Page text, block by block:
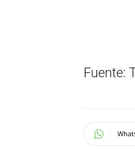
Fuente: